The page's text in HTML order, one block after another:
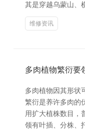
其是穿越乌蒙山、
维修资讯
多肉植物繁衍要
多肉植物因其形状
繁衍是养许多肉的
用扩大植株数目，
领有叶插、分株、